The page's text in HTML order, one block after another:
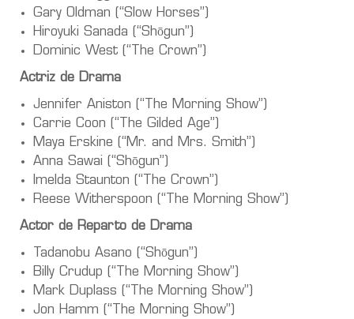
Gary Oldman (“Slow Horses”)
Hiroyuki Sanada (“Shōgun”)
Dominic West (“The Crown”)
Actriz de Drama
Jennifer Aniston (“The Morning Show”)
Carrie Coon (“The Gilded Age”)
Maya Erskine (“Mr. and Mrs. Smith”)
Anna Sawai (“Shōgun”)
Imelda Staunton (“The Crown”)
Reese Witherspoon (“The Morning Show”)
Actor de Reparto de Drama
Tadanobu Asano (“Shōgun”)
Billy Crudup (“The Morning Show”)
Mark Duplass (“The Morning Show”)
Jon Hamm (“The Morning Show”)